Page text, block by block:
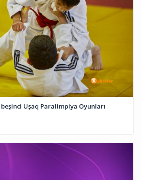
Uşaq Paralimpiya Oyunları